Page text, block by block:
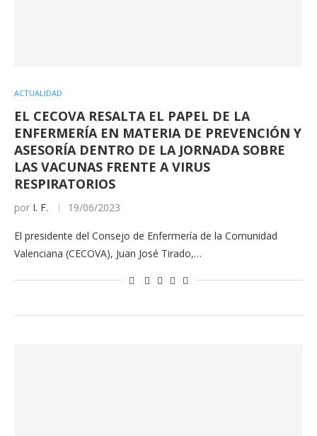
ACTUALIDAD
EL CECOVA RESALTA EL PAPEL DE LA
ENFERMERÍA EN MATERIA DE PREVENCIÓN Y
ASESORÍA DENTRO DE LA JORNADA SOBRE
LAS VACUNAS FRENTE A VIRUS
RESPIRATORIOS
por I. F. 19/06/2023
El presidente del Consejo de Enfermería de la Comunidad
Valenciana (CECOVA), Juan José Tirado,…